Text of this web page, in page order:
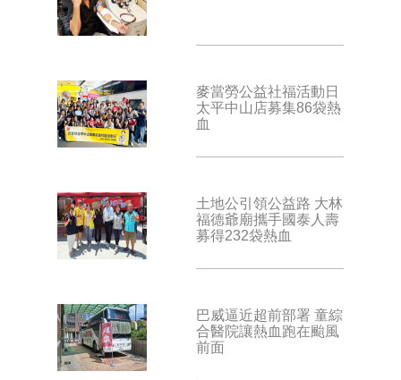
麥當勞公益社福活動日
太平中山店募集86袋熱
血
土地公引領公益路 大林
福德爺廟攜手國泰人壽
募得232袋熱血
巴威逼近超前部署 童綜
合醫院讓熱血跑在颱風
前面